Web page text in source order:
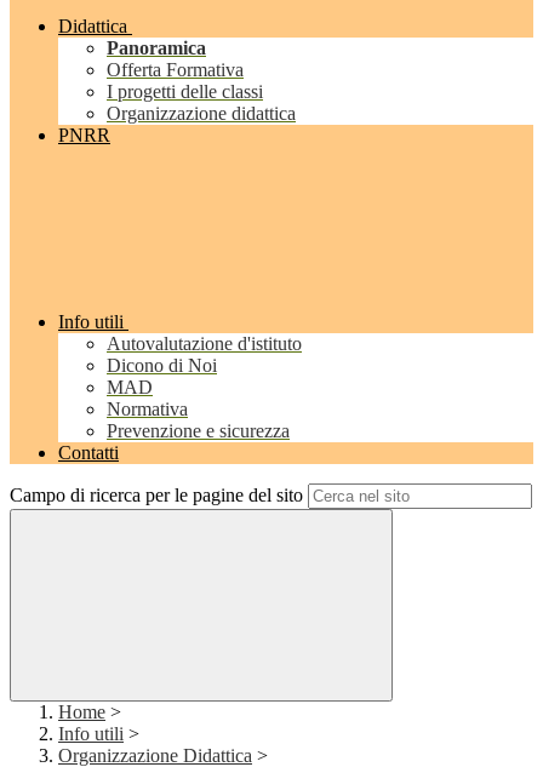
Didattica
Panoramica
Offerta Formativa
I progetti delle classi
Organizzazione didattica
PNRR
Info utili
Autovalutazione d'istituto
Dicono di Noi
MAD
Normativa
Prevenzione e sicurezza
Contatti
Campo di ricerca per le pagine del sito
Home >
Info utili >
Organizzazione Didattica >